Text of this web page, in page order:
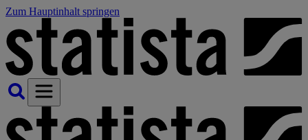
Zum Hauptinhalt springen